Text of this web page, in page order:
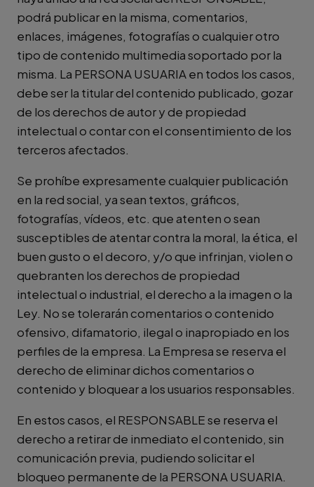
podrá publicar en la misma, comentarios,
enlaces, imágenes, fotografías o cualquier otro
tipo de contenido multimedia soportado por la
misma. La PERSONA USUARIA en todos los casos,
debe ser la titular del contenido publicado, gozar
de los derechos de autor y de propiedad
intelectual o contar con el consentimiento de los
terceros afectados.
Se prohíbe expresamente cualquier publicación
en la red social, ya sean textos, gráficos,
fotografías, vídeos, etc. que atenten o sean
susceptibles de atentar contra la moral, la ética, el
buen gusto o el decoro, y/o que infrinjan, violen o
quebranten los derechos de propiedad
intelectual o industrial, el derecho a la imagen o la
Ley. No se tolerarán comentarios o contenido
ofensivo, difamatorio, ilegal o inapropiado en los
perfiles de la empresa. La Empresa se reserva el
derecho de eliminar dichos comentarios o
contenido y bloquear a los usuarios responsables.
En estos casos, el RESPONSABLE se reserva el
derecho a retirar de inmediato el contenido, sin
comunicación previa, pudiendo solicitar el
bloqueo permanente de la PERSONA USUARIA.